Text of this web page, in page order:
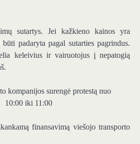
sutartys. Jei kažkieno kainos yra
padaryta pagal sutarties pagrindus.
keleivius ir vairuotojus į nepatogią
kompanijos surengė protestą nuo
10:00 iki 11:00
finansavimą viešojo transporto